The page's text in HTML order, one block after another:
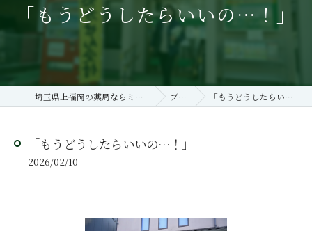
「もうどうしたらいいの…！」
埼玉県上福岡の薬局ならミナミ調剤薬局 ブログ 「もうどうしたらいいの…！」
「もうどうしたらいいの…！」
2026/02/10